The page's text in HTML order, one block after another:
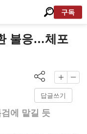
구독
불응…체포
답글쓰기
에 맡길 듯